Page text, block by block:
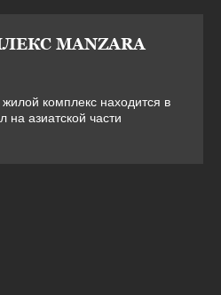
MANZARA
комплекс находится в
на азиатской части